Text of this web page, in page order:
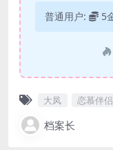
普通用户: 5
大凤 恋慕伴侣
档案长